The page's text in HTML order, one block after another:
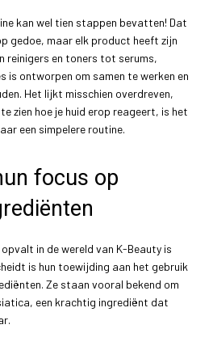
kan wel tien stappen bevatten! Dat
gedoe, maar elk product heeft zijn
reinigers en toners tot serums,
is ontworpen om samen te werken en
Het lijkt misschien overdreven,
zien hoe je huid erop reageert, is het
een simpelere routine.
focus op
in de wereld van K-Beauty is
is hun toewijding aan het gebruik
Ze staan vooral bekend om
een krachtig ingrediënt dat